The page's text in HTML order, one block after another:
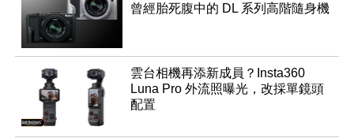
曾經胎死腹中的 DL 系列高階隨身機
雲台相機再添新成員？Insta360
Luna Pro 外流照曝光，改採單鏡頭
配置